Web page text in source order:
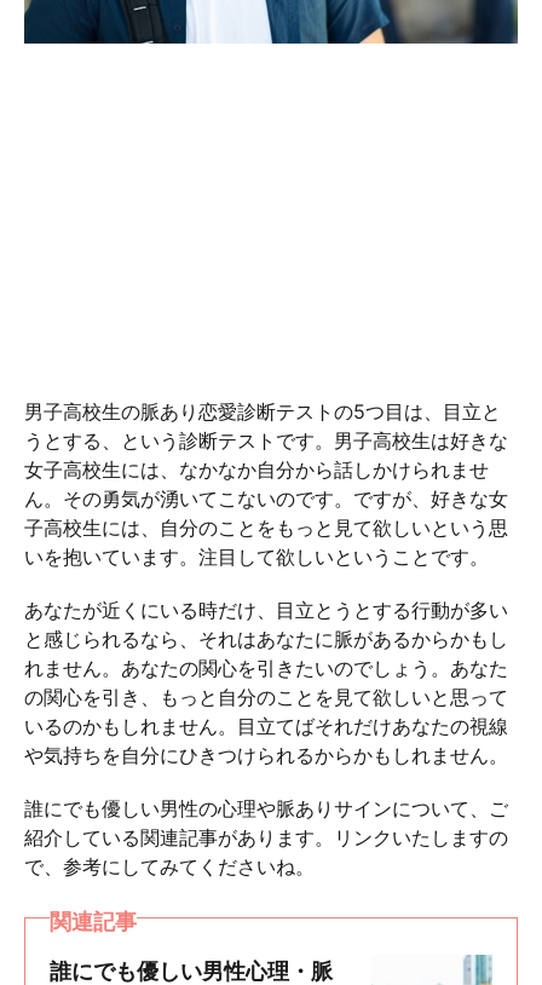
男子高校生の脈あり恋愛診断テストの5つ目は、目立と
うとする、という診断テストです。男子高校生は好きな
女子高校生には、なかなか自分から話しかけられませ
ん。その勇気が湧いてこないのです。ですが、好きな女
子高校生には、自分のことをもっと見て欲しいという思
いを抱いています。注目して欲しいということです。
あなたが近くにいる時だけ、目立とうとする行動が多い
と感じられるなら、それはあなたに脈があるからかもし
れません。あなたの関心を引きたいのでしょう。あなた
の関心を引き、もっと自分のことを見て欲しいと思って
いるのかもしれません。目立てばそれだけあなたの視線
や気持ちを自分にひきつけられるからかもしれません。
誰にでも優しい男性の心理や脈ありサインについて、ご
紹介している関連記事があります。リンクいたしますの
で、参考にしてみてくださいね。
関連記事
誰にでも優しい男性心理・脈